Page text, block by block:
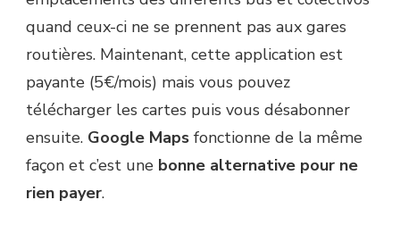
quand ceux-ci ne se prennent pas aux gares
routières. Maintenant, cette application est
payante (5€/mois) mais vous pouvez
télécharger les cartes puis vous désabonner
ensuite. Google Maps fonctionne de la même
façon et c’est une bonne alternative pour ne
rien payer.